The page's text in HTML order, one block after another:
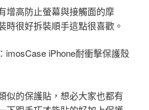
增高防止螢幕與接觸面的摩
時很好拆裝順手這點很喜歡。
imosCase iPhone耐衝擊保護殼
似的保護貼，想必大家也都有